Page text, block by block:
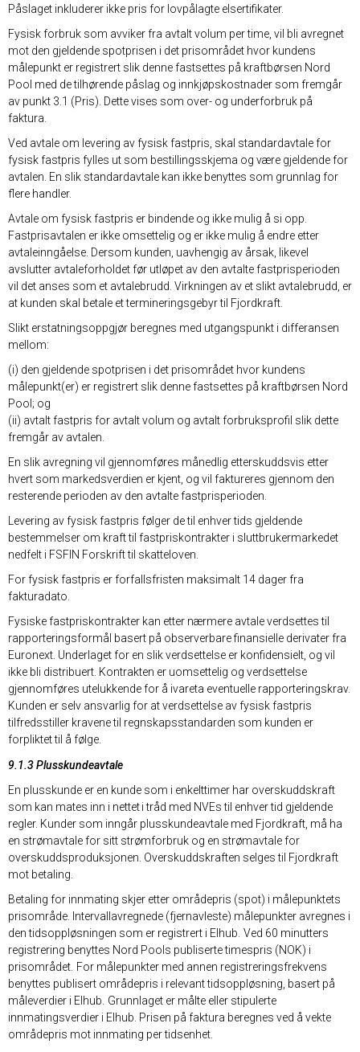
Påslaget inkluderer ikke pris for lovpålagte elsertifikater.
Fysisk forbruk som avviker fra avtalt volum per time, vil bli avregnet
mot den gjeldende spotprisen i det prisområdet hvor kundens
målepunkt er registrert slik denne fastsettes på kraftbørsen Nord
Pool med de tilhørende påslag og innkjøpskostnader som fremgår
av punkt 3.1 (Pris). Dette vises som over- og underforbruk på
faktura.
Ved avtale om levering av fysisk fastpris, skal standardavtale for
fysisk fastpris fylles ut som bestillingsskjema og være gjeldende for
avtalen. En slik standardavtale kan ikke benyttes som grunnlag for
flere handler.
Avtale om fysisk fastpris er bindende og ikke mulig å si opp.
Fastprisavtalen er ikke omsettelig og er ikke mulig å endre etter
avtaleinngåelse. Dersom kunden, uavhengig av årsak, likevel
avslutter avtaleforholdet før utløpet av den avtalte fastprisperioden
vil det anses som et avtalebrudd. Virkningen av et slikt avtalebrudd, er
at kunden skal betale et termineringsgebyr til Fjordkraft.
Slikt erstatningsoppgjør beregnes med utgangspunkt i differansen
mellom:
(i) den gjeldende spotprisen i det prisområdet hvor kundens
målepunkt(er) er registrert slik denne fastsettes på kraftbørsen Nord
Pool; og
(ii) avtalt fastpris for avtalt volum og avtalt forbruksprofil slik dette
fremgår av avtalen.
En slik avregning vil gjennomføres månedlig etterskuddsvis etter
hvert som markedsverdien er kjent, og vil faktureres gjennom den
resterende perioden av den avtalte fastprisperioden.
Levering av fysisk fastpris følger de til enhver tids gjeldende
bestemmelser om kraft til fastpriskontrakter i sluttbrukermarkedet
nedfelt i FSFIN Forskrift til skatteloven.
For fysisk fastpris er forfallsfristen maksimalt 14 dager fra
fakturadato.
Fysiske fastpriskontrakter kan etter nærmere avtale verdsettes til
rapporteringsformål basert på observerbare finansielle derivater fra
Euronext. Underlaget for en slik verdsettelse er konfidensielt, og vil
ikke bli distribuert. Kontrakten er uomsettelig og verdsettelse
gjennomføres utelukkende for å ivareta eventuelle rapporteringskrav.
Kunden er selv ansvarlig for at verdsettelse av fysisk fastpris
tilfredsstiller kravene til regnskapsstandarden som kunden er
forpliktet til å følge.
9.1.3 Plusskundeavtale
En plusskunde er en kunde som i enkelttimer har overskuddskraft
som kan mates inn i nettet i tråd med NVEs til enhver tid gjeldende
regler. Kunder som inngår plusskundeavtale med Fjordkraft, må ha
en strømavtale for sitt strømforbruk og en strømavtale for
overskuddsproduksjonen. Overskuddskraften selges til Fjordkraft
mot betaling.
Betaling for innmating skjer etter områdepris (spot) i målepunktets
prisområde. Intervallavregnede (fjernavleste) målepunkter avregnes i
den tidsoppløsningen som er registrert i Elhub. Ved 60 minutters
registrering benyttes Nord Pools publiserte timespris (NOK) i
prisområdet. For målepunkter med annen registreringsfrekvens
benyttes publisert områdepris i relevant tidsoppløsning, basert på
måleverdier i Elhub. Grunnlaget er målte eller stipulerte
innmatingsverdier i Elhub. Prisen på faktura beregnes ved å vekte
områdepris mot innmating per tidsenhet.